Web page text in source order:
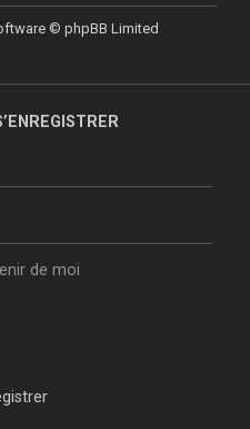
© phpBB Limited
de moi